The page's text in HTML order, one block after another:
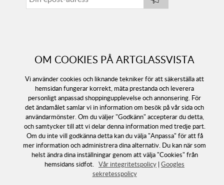
OM COOKIES PÅ ARTGLASSVISTA
Vi använder cookies och liknande tekniker för att säkerställa att
hemsidan fungerar korrekt, mäta prestanda och leverera
personligt anpassad shoppingupplevelse och annonsering. För
det ändamålet samlar vi in information om besök på vår sida och
användarmönster. Om du väljer "Godkänn" accepterar du detta,
och samtycker till att vi delar denna information med tredje part.
Om du inte vill godkänna detta kan du välja "Anpassa" för att få
mer information och administrera dina alternativ. Du kan när som
helst ändra dina inställningar genom att välja "Cookies" från
hemsidans sidfot. Vår integritetspolicy | Googles
sekretesspolicy
Följ oss